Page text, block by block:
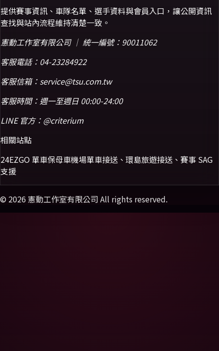
提供賽事資訊、車隊名單、選手資料與會員入口，讓公開資訊
查找與站內流程維持清楚一致。
憲動工作室有限公司 ｜ 統一編號：90011062
客服電話： 04-23284922
客服信箱： service@tsu.com.tw
客服時間：週一至週日 00:00-24:00
LINE 官方： @criterium
相關站點
24EZGO 單車保母車機場單車接送、環島旅遊接送、賽事 SAG
支援
© 2026 憲動工作室有限公司 All rights reserved.